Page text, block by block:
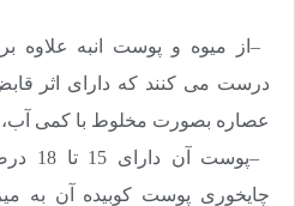
–از میوه و پوست انبه علاوه
درست می کنند که دارای اثر
عصاره بصورت مخلوط با کمی آب،
–
چایخوری پوست کوبیده آن به